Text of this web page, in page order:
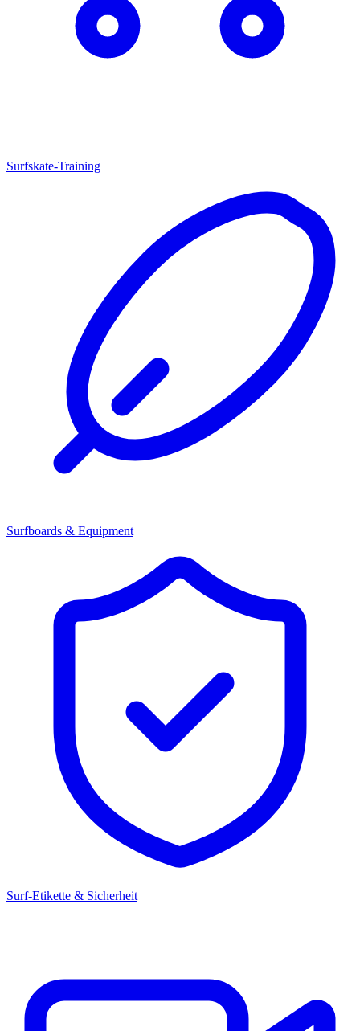
Surfskate-Training
Surfboards & Equipment
Surf-Etikette & Sicherheit